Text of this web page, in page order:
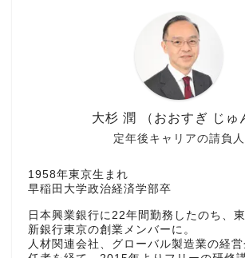
定年後キャリアの請負人
大杉 潤 （おおすぎ じゅ
1958年東京生まれ
早稲田大学政治経済学部卒
日本興業銀行に22年間勤務したのち、
新銀行東京の創業メンバーに。
人材関連会社、グローバル製造業の経